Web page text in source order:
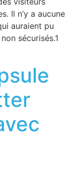
Il n’y a aucune
auraient pu
sécurisés.1